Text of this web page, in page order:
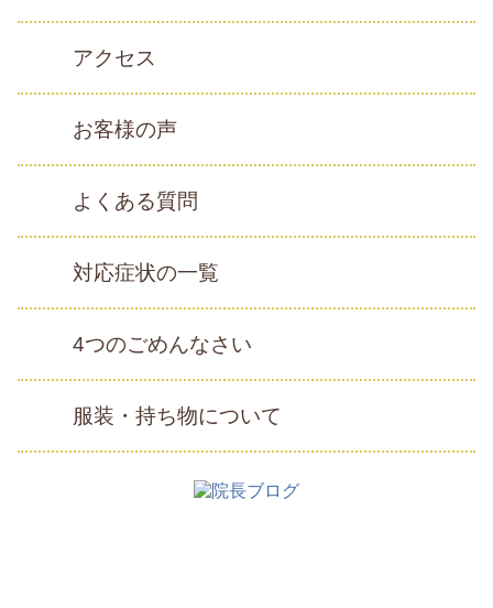
アクセス
お客様の声
よくある質問
対応症状の一覧
4つのごめんなさい
服装・持ち物について